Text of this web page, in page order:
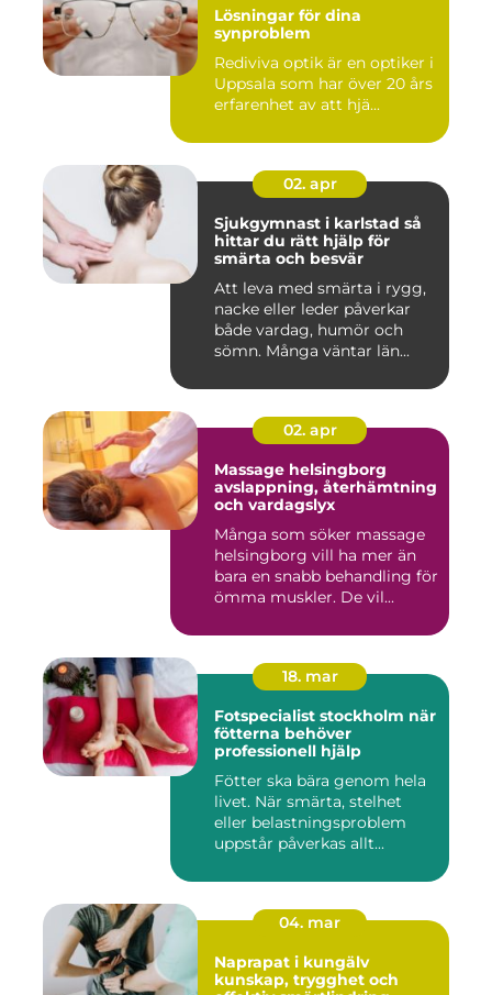
Lösningar för dina
synproblem
Rediviva optik är en optiker i
Uppsala som har över 20 års
erfarenhet av att hjä...
02. apr
Sjukgymnast i karlstad så
hittar du rätt hjälp för
smärta och besvär
Att leva med smärta i rygg,
nacke eller leder påverkar
både vardag, humör och
sömn. Många väntar län...
02. apr
Massage helsingborg
avslappning, återhämtning
och vardagslyx
Många som söker massage
helsingborg vill ha mer än
bara en snabb behandling för
ömma muskler. De vil...
18. mar
Fotspecialist stockholm när
fötterna behöver
professionell hjälp
Fötter ska bära genom hela
livet. När smärta, stelhet
eller belastningsproblem
uppstår påverkas allt...
04. mar
Naprapat i kungälv
kunskap, trygghet och